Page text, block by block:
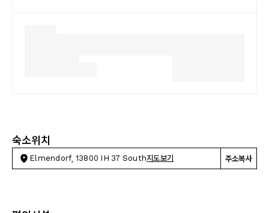
숙소위치
Elmendorf, 13800 IH 37 South지도보기 주소복사